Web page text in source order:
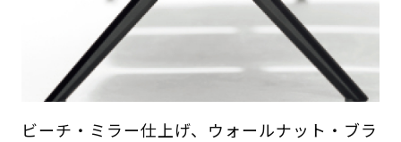
ビーチ・ミラー仕上げ、ウォールナット・ブラ